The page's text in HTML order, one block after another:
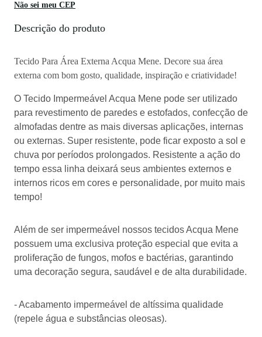
frete
Não sei meu CEP
Descrição do produto
Tecido Para Área Externa Acqua Mene. Decore sua área
externa com bom gosto, qualidade, inspiração e criatividade!
O Tecido Impermeável Acqua Mene pode ser utilizado
para revestimento de paredes e estofados, confecção de
almofadas dentre as mais diversas aplicações, internas
ou externas. Super resistente, pode ficar exposto a sol e
chuva por períodos prolongados. Resistente a ação do
tempo essa linha deixará seus ambientes externos e
internos ricos em cores e personalidade, por muito mais
tempo!
Além de ser impermeável nossos tecidos Acqua Mene
possuem uma exclusiva proteção especial que evita a
proliferação de fungos, mofos e bactérias, garantindo
uma decoração segura, saudável e de alta durabilidade.
- Acabamento impermeável de altíssima qualidade
(repele água e substâncias oleosas).